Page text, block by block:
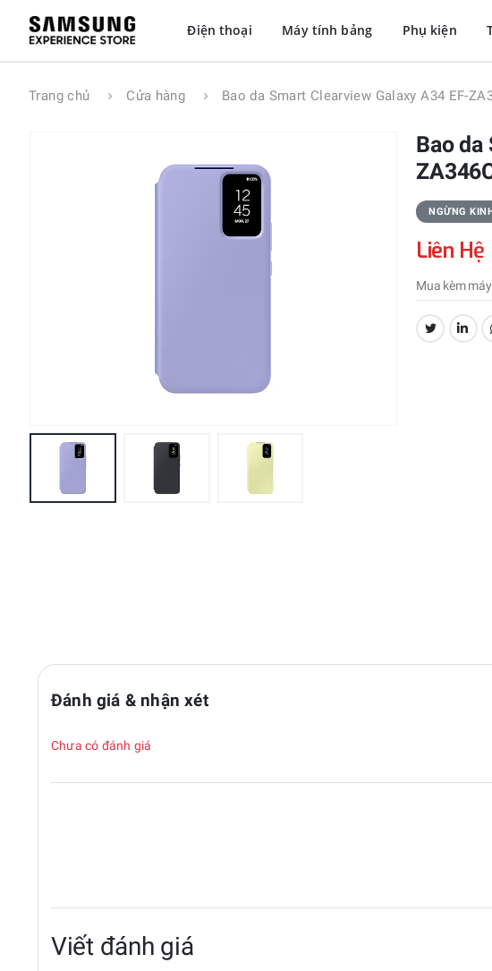
Điện thoại Máy tính bảng Phụ kiện
Trang chủ Cửa hàng Bao da Smart Clearview Galaxy A34 EF-
Bao da
NGỪNG
Liên Hệ
Mua kèm
CHIA SẺ:
Đánh giá & nhận xét
Chưa có đánh giá
Viết đánh giá